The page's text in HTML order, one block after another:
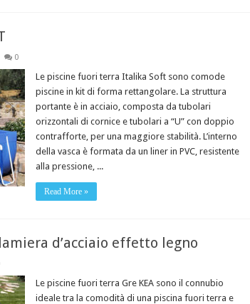
0
Le piscine fuori terra Italika Soft sono comode
piscine in kit di forma rettangolare. La struttura
portante è in acciaio, composta da tubolari
orizzontali di cornice e tubolari a “U” con doppio
contrafforte, per una maggiore stabilità. L’interno
della vasca è formata da un liner in PVC, resistente
alla pressione, ...
Read More »
d’acciaio effetto legno
Le piscine fuori terra Gre KEA sono il connubio
ideale tra la comodità di una piscina fuori terra e